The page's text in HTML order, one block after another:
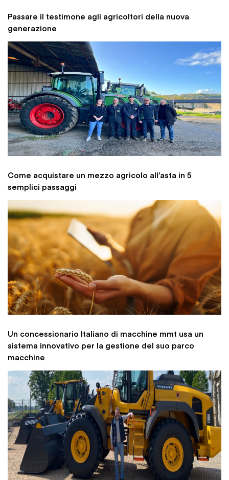
Passare il testimone agli agricoltori della nuova
generazione
Come acquistare un mezzo agricolo all’asta in 5
semplici passaggi
Un concessionario Italiano di macchine mmt usa un
sistema innovativo per la gestione del suo parco
macchine